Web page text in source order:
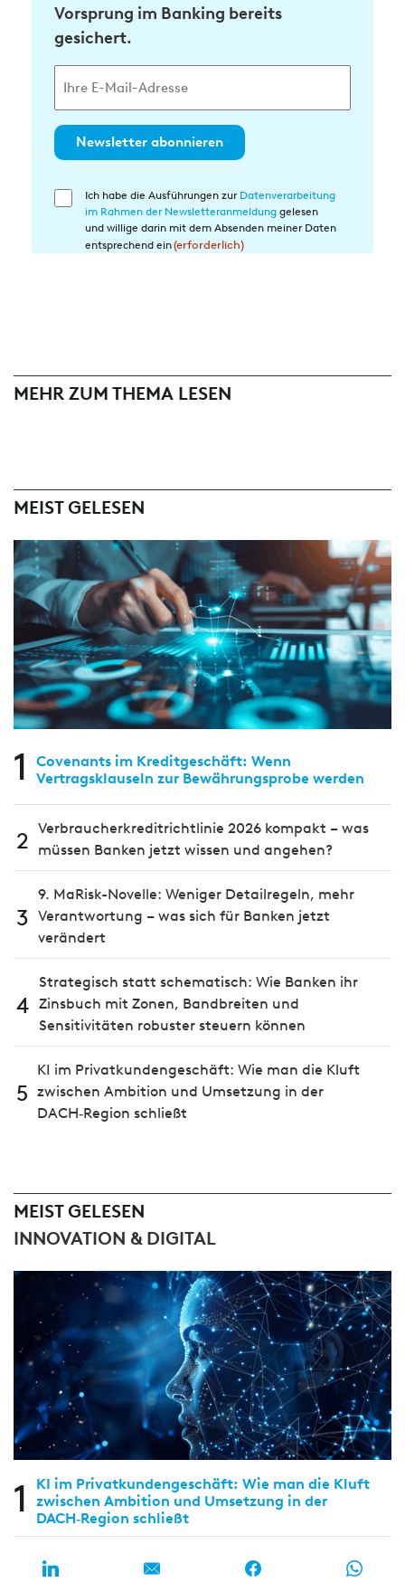
Vorsprung im Banking bereits
gesichert.
Newsletter abonnieren
Einwilligung
Ich habe die Ausführungen zur Datenverarbeitung
im Rahmen der Newsletteranmeldung gelesen
und willige darin mit dem Absenden meiner Daten
entsprechend ein(erforderlich)
MEHR ZUM THEMA LESEN
MEIST GELESEN
1
Covenants im Kreditgeschäft: Wenn
Vertragsklauseln zur Bewährungsprobe werden
2 Verbraucherkreditrichtlinie 2026 kompakt – was
müssen Banken jetzt wissen und angehen?
3
9. MaRisk-Novelle: Weniger Detailregeln, mehr
Verantwortung – was sich für Banken jetzt
verändert
4
Strategisch statt schematisch: Wie Banken ihr
Zinsbuch mit Zonen, Bandbreiten und
Sensitivitäten robuster steuern können
5
KI im Privatkundengeschäft: Wie man die Kluft
zwischen Ambition und Umsetzung in der
DACH‑Region schließt
MEIST GELESEN
INNOVATION & DIGITAL
1
KI im Privatkundengeschäft: Wie man die Kluft
zwischen Ambition und Umsetzung in der
DACH‑Region schließt
KI im NFR-Management: Effiziente Steuerung im
Spannungsfeld von Regulierung und Praxis